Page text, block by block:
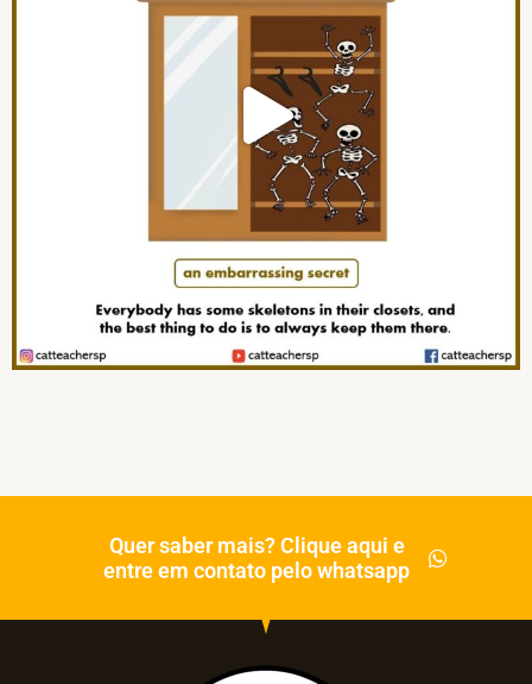
Quer saber mais? Clique aqui e
entre em contato pelo whatsapp